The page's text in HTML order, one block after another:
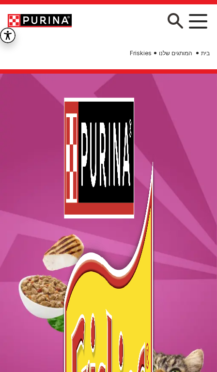
Skip to main content
בית המותגים שלנו Friskies